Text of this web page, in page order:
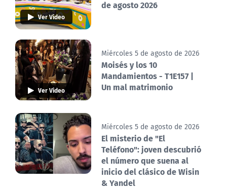
Ver Video
de agosto 2026
Ver Video
Miércoles 5 de agosto de 2026
Moisés y los 10
Mandamientos - T1E157 |
Un mal matrimonio
Miércoles 5 de agosto de 2026
El misterio de "El
Teléfono": joven descubrió
el número que suena al
inicio del clásico de Wisin
& Yandel